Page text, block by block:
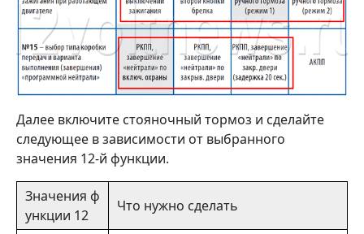
Далее включите стояночный тормоз и сделайте
следующее в зависимости от выбранного
значения 12-й функции.
Значения ф
ункции 12
Что нужно сделать